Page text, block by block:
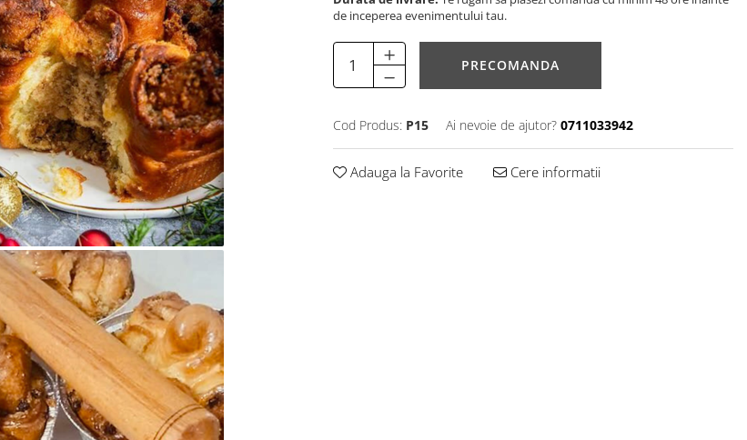
de inceperea evenimentului tau.
PRECOMANDA
Cod Produs: P15 Ai nevoie de ajutor? 0711033942
Adauga la Favorite Cere informatii